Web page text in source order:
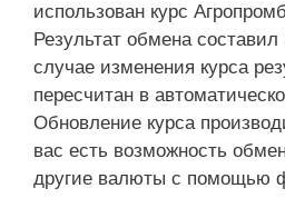
использован курс
Результат обмена
случае изменения курса
пересчитан в
Обновление курса
вас есть возможность
другие валюты с помощью